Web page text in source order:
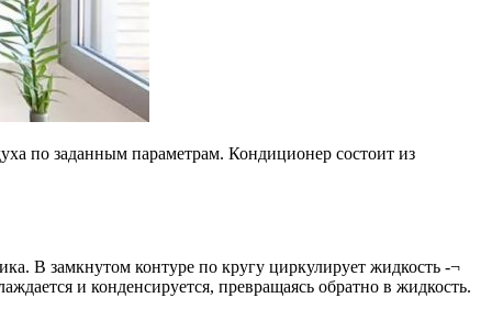
по заданным параметрам. Кондиционер состоит из
В замкнутом контуре по кругу циркулирует жидкость -¬
и конденсируется, превращаясь обратно в жидкость.